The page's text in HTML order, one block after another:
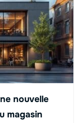
nouvelle
magasin